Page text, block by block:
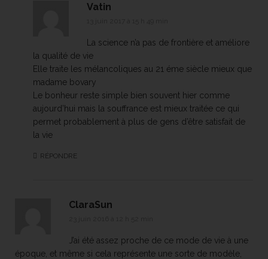
Vatin
La science n’a pas de frontière et améliore
la qualité de vie
Elle traite les mélancoliques au 21 éme siècle mieux que
madame bovary
Le bonheur reste simple bien souvent hier comme
aujourd’hui mais la souffrance est mieux traitée ce qui
permet probablement à plus de gens d’être satisfait de
la vie
RÉPONDRE
ClaraSun
J’ai été assez proche de ce mode de vie à une
époque, et même si cela représente une sorte de modèle,